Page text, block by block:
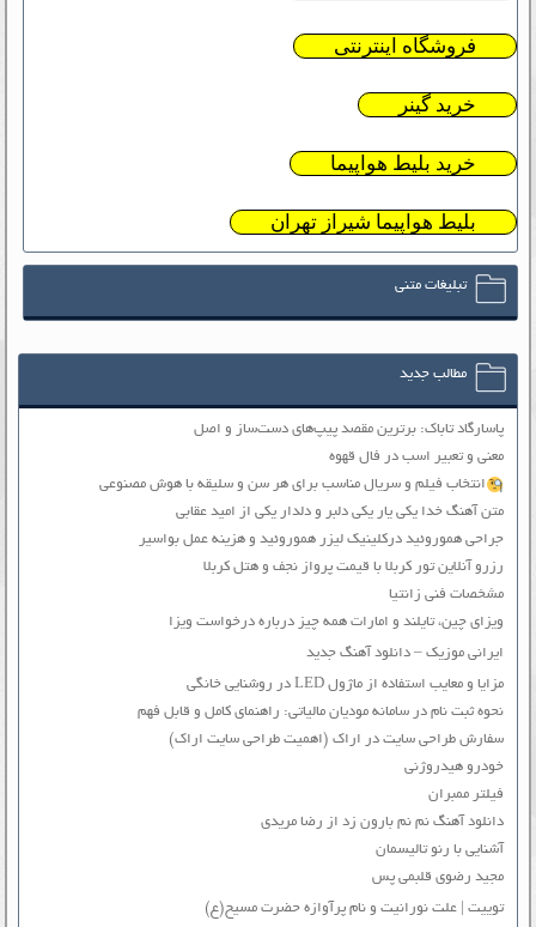
فروشگاه اینترنتی
خرید گینر
خرید بلیط هواپیما
بلیط هواپیما شیراز تهران
تبلیغات متنی
مطالب جدید
پاسارگاد تاباک: برترین مقصد پیپ‌های دست‌ساز و اصل
معنی و تعبیر اسب در فال قهوه
انتخاب فیلم و سریال مناسب برای هر سن و سلیقه با هوش مصنوعی
متن آهنگ خدا یکی یار یکی دلبر و دلدار یکی از امید عقابی
جراحی هموروئید درکلینیک لیزر هموروئید و هزینه عمل بواسیر
رزرو آنلاین تور کربلا با قیمت پرواز نجف و هتل کربلا
مشخصات فنی زانتیا
ویزای چین، تایلند و امارات همه چیز درباره درخواست ویزا
ایرانی موزیک – دانلود آهنگ جدید
مزایا و معایب استفاده از ماژول LED در روشنایی خانگی
نحوه ثبت نام در سامانه مودیان مالیاتی: راهنمای کامل و قابل فهم
سفارش طراحی سایت در اراک (اهمیت طراحی سایت اراک)
خودرو هیدروژنی
فیلتر ممبران
دانلود آهنگ نم نم بارون زد از رضا مریدی
آشنایی با رنو تالیسمان
مجید رضوی قلبمی پس
توییت | علت نورانیت و نام پرآوازه حضرت مسیح(ع)